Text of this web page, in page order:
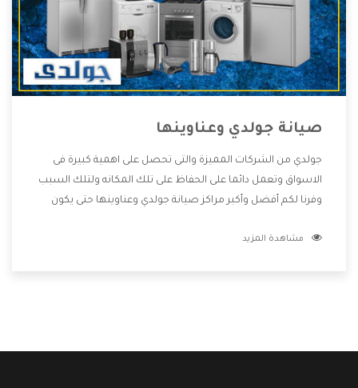
صيانة جولدي وعناوينها
جولدي من الشركات المميزة والتى تحصل على اهمية كبيرة فى
الاسواق وتعمل دائما على الحفاظ على تلك المكانه ولتلك السبب
وفرنا لكم أفضل وأكبر مراكز صيانة جولدي وعناوينها حتى يكون
دون اى ازعاج كما أننا نهتم بكل ما يحتاجه المستهلك لكى نحافظ
مشاهدة المزيد